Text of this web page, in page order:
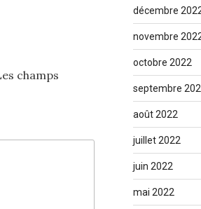
champs
décembre
novembre
octobre 2022
septembre
août 2022
juillet 2022
juin 2022
mai 2022